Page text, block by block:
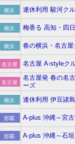
横浜 連休利用 駿河ク
横浜 梅香る 高知・四
横浜 春の横浜・名古
名古屋 名古屋 A-styleク
名古屋
名古屋発 春の名
ーズ
横浜 連休利用 伊豆諸
那覇 A-plus 沖縄～宮
那覇 A-plus 沖縄～石